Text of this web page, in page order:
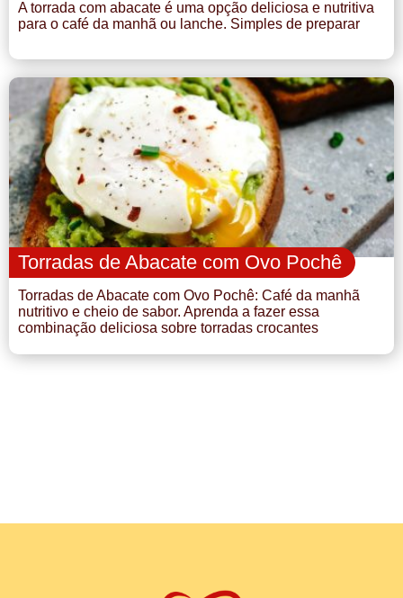
A torrada com abacate é uma opção deliciosa e nutritiva
para o café da manhã ou lanche. Simples de preparar
Torradas de Abacate com Ovo Pochê
Torradas de Abacate com Ovo Pochê: Café da manhã
nutritivo e cheio de sabor. Aprenda a fazer essa
combinação deliciosa sobre torradas crocantes